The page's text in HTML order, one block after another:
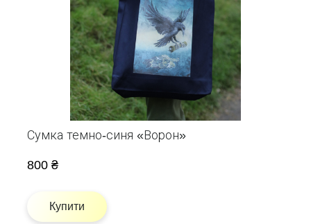
Сумка темно-синя «Ворон»
800 ₴
Купити